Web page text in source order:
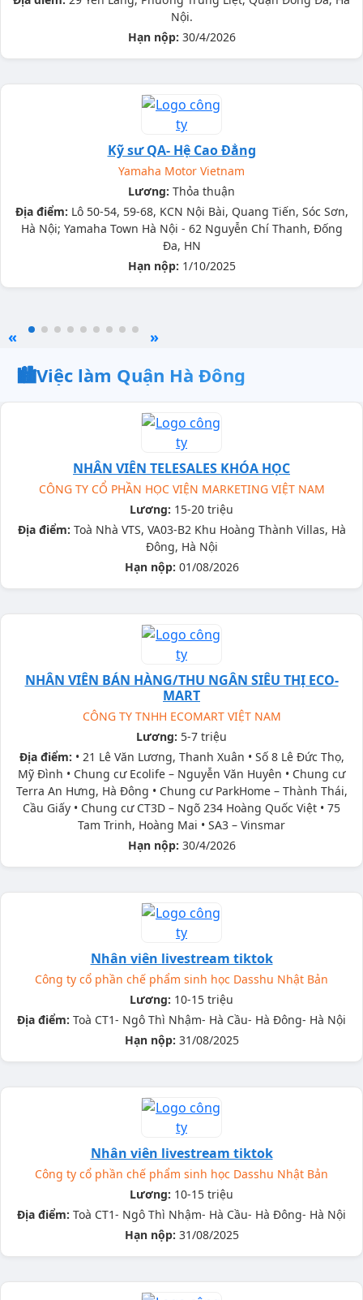
Nội.
Hạn nộp: 30/4/2026
Kỹ sư QA- Hệ Cao Đẳng
Yamaha Motor Vietnam
Lương: Thỏa thuận
Địa điểm: Lô 50-54, 59-68, KCN Nội Bài, Quang Tiến, Sóc Sơn,
Hà Nội; Yamaha Town Hà Nội - 62 Nguyễn Chí Thanh, Đống
Đa, HN
Hạn nộp: 1/10/2025
« »
🏙️Việc làm Quận Hà Đông
NHÂN VIÊN TELESALES KHÓA HỌC
CÔNG TY CỔ PHẦN HỌC VIỆN MARKETING VIỆT NAM
Lương: 15-20 triệu
Địa điểm: Toà Nhà VTS, VA03-B2 Khu Hoàng Thành Villas, Hà
Đông, Hà Nội
Hạn nộp: 01/08/2026
NHÂN VIÊN BÁN HÀNG/THU NGÂN SIÊU THỊ ECO-
MART
CÔNG TY TNHH ECOMART VIỆT NAM
Lương: 5-7 triệu
Địa điểm: • 21 Lê Văn Lương, Thanh Xuân • Số 8 Lê Đức Thọ,
Mỹ Đình • Chung cư Ecolife – Nguyễn Văn Huyên • Chung cư
Terra An Hưng, Hà Đông • Chung cư ParkHome – Thành Thái,
Cầu Giấy • Chung cư CT3D – Ngõ 234 Hoàng Quốc Việt • 75
Tam Trinh, Hoàng Mai • SA3 – Vinsmar
Hạn nộp: 30/4/2026
Nhân viên livestream tiktok
Công ty cổ phần chế phẩm sinh học Dasshu Nhật Bản
Lương: 10-15 triệu
Địa điểm: Toà CT1- Ngô Thì Nhậm- Hà Cầu- Hà Đông- Hà Nội
Hạn nộp: 31/08/2025
Nhân viên livestream tiktok
Công ty cổ phần chế phẩm sinh học Dasshu Nhật Bản
Lương: 10-15 triệu
Địa điểm: Toà CT1- Ngô Thì Nhậm- Hà Cầu- Hà Đông- Hà Nội
Hạn nộp: 31/08/2025